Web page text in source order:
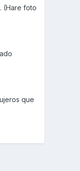
(Hare foto
que